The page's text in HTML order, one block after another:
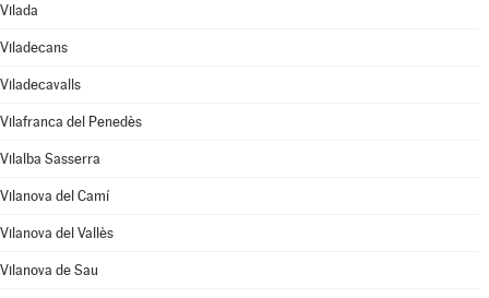
Vilada
Viladecans
Viladecavalls
Vilafranca del Penedès
Vilalba Sasserra
Vilanova del Camí
Vilanova del Vallès
Vilanova de Sau